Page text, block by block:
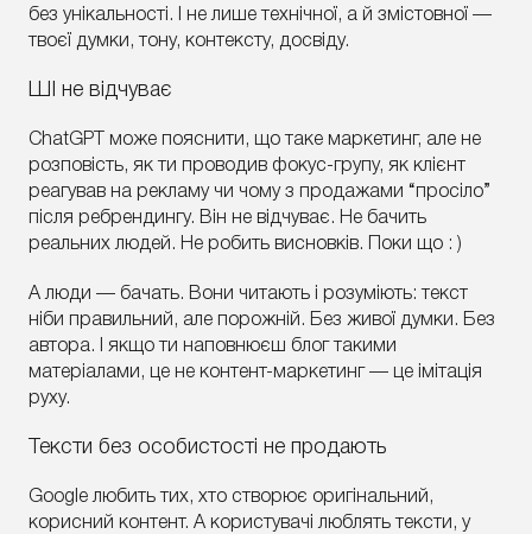
без унікальності. І не лише технічної, а й змістовної —
твоєї думки, тону, контексту, досвіду.
ШІ не відчуває
ChatGPT може пояснити, що таке маркетинг, але не
розповість, як ти проводив фокус-групу, як клієнт
реагував на рекламу чи чому з продажами “просіло”
після ребрендингу. Він не відчуває. Не бачить
реальних людей. Не робить висновків. Поки що : )
А люди — бачать. Вони читають і розуміють: текст
ніби правильний, але порожній. Без живої думки. Без
автора. І якщо ти наповнюєш блог такими
матеріалами, це не контент-маркетинг — це імітація
руху.
Тексти без особистості не продають
Google любить тих, хто створює оригінальний,
корисний контент. А користувачі люблять тексти, у